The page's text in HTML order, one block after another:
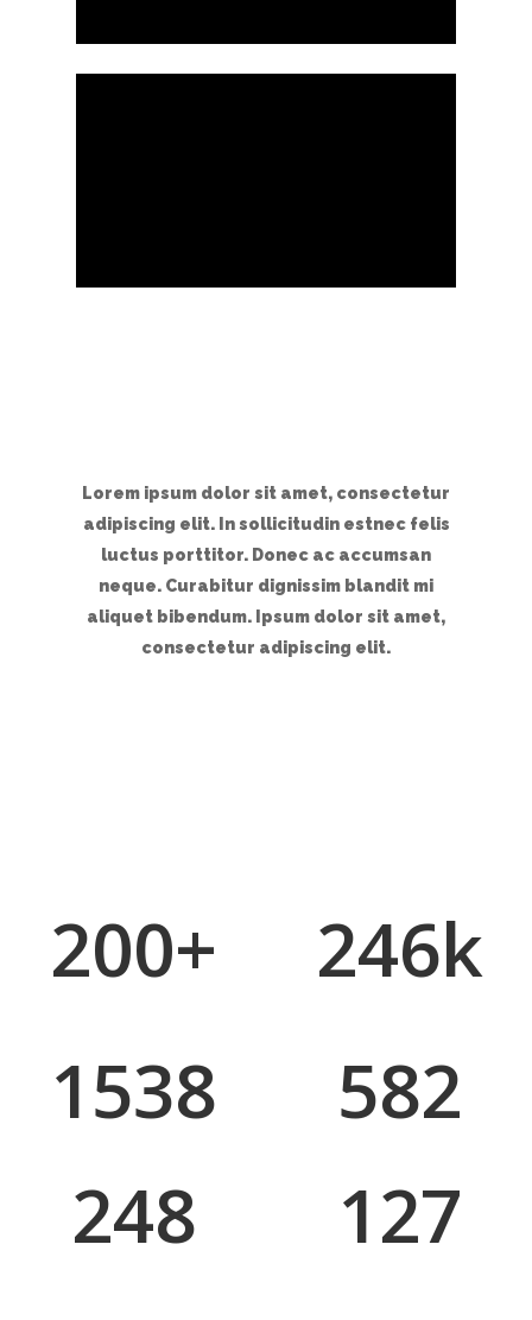
Lorem ipsum dolor sit amet, consectetur
adipiscing elit. In sollicitudin estnec felis
luctus porttitor. Donec ac accumsan
neque. Curabitur dignissim blandit mi
aliquet bibendum. Ipsum dolor sit amet,
consectetur adipiscing elit.
200+ 246k
1538 582
248 127